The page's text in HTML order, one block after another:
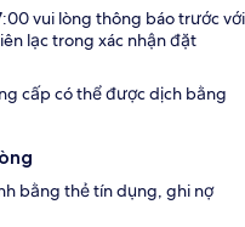
vui lòng thông báo trước với
lạc trong xác nhận đặt
cấp có thể được dịch bằng
bằng thẻ tín dụng, ghi nợ